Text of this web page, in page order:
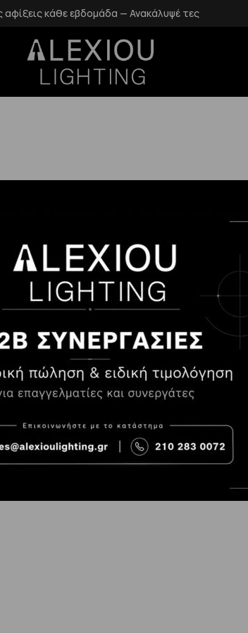
αφίξεις κάθε εβδομάδα — Ανακάλυψέ τες
Η Εταιρεία μας
Επικοινωνία
Blog
Τρόποι Παραγγελίας
Τρόποι Αποστολής και
κόστος
Επιστροφές
Προστασία
Δεδομένων
Όροι χρήσης
Cookies
Consent